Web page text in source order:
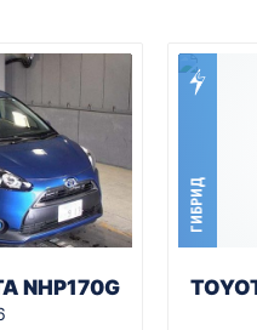
NHP170G
ГИБРИД